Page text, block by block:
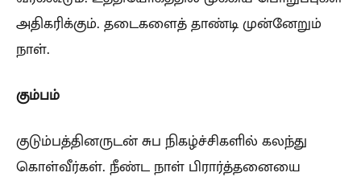
அதிகரிக்கும். தடைகளைத் தாண்டி முன்னேறும்
நாள்.
கும்பம்
குடும்பத்தினருடன் சுப நிகழ்ச்சிகளில் கலந்து
கொள்வீர்கள். நீண்ட நாள் பிரார்த்தனையை